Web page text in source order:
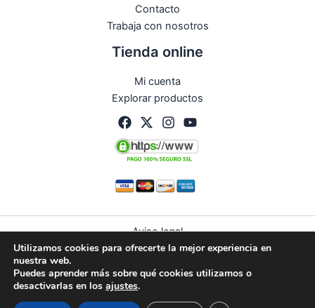
Contacto
Trabaja con nosotros
Tienda online
Mi cuenta
Explorar productos
Aviso legal
Política de privacidad
Política de devoluciones y reembolsos
Política de cookies (UE)
Utilizamos cookies para ofrecerte la mejor experiencia en
nuestra web.
Puedes aprender más sobre qué cookies utilizamos o
desactivarlas en los ajustes.